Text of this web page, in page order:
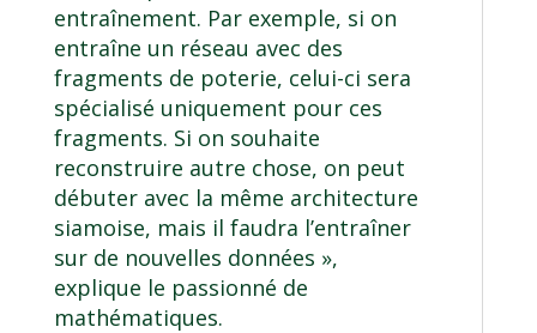
entraînement. Par exemple, si on
entraîne un réseau avec des
fragments de poterie, celui-ci sera
spécialisé uniquement pour ces
fragments. Si on souhaite
reconstruire autre chose, on peut
débuter avec la même architecture
siamoise, mais il faudra l’entraîner
sur de nouvelles données »,
explique le passionné de
mathématiques.